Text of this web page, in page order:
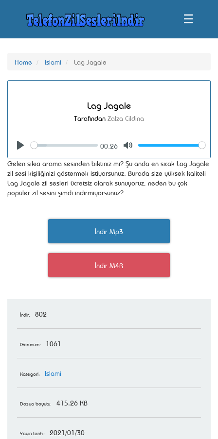
☰
Home Islami Lag Jagale
Lag Jagale
Tarafından Zalza Cildina
Seek
00:26
Volume
Gelen sıkıcı arama sesinden bıktınız mı? Şu anda en sıcak Lag Jagale
zil sesi kişiliğinizi göstermek istiyorsunuz. Burada size yüksek kaliteli
Lag Jagale zil sesleri ücretsiz olarak sunuyoruz, neden bu çok
popüler zil sesini şimdi indirmiyorsunuz?
İndir Mp3
İndir M4R
İndir: 802
Görünüm: 1061
Kategori: Islami
Dosya boyutu: 415.26 KB
Yayın tarihi: 2021/01/30